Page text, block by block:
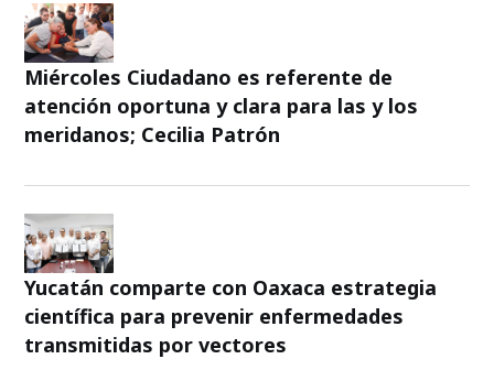
Miércoles Ciudadano es referente de
atención oportuna y clara para las y los
meridanos; Cecilia Patrón
Yucatán comparte con Oaxaca estrategia
científica para prevenir enfermedades
transmitidas por vectores